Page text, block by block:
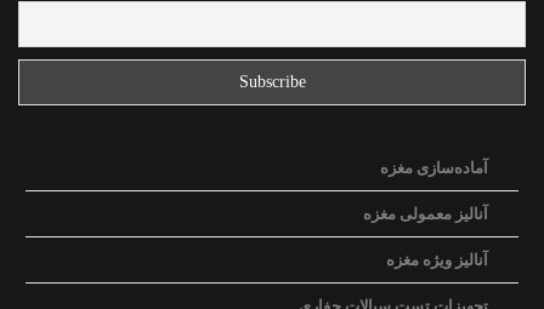
آماده‌سازی مغزه
آنالیز معمولی مغزه
آنالیز ویژه مغزه